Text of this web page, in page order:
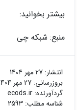
بیشتر بخوانید:
منبع: شبکه چی
انتشار: 27 مهر 1404
بروزرسانی: 27 مهر 1404
گردآورنده: ecods.ir
شناسه مطلب: 2593